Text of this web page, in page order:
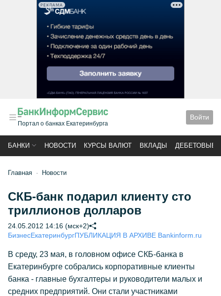
РЕКЛАМА
Портал о банках Екатеринбурга
Войти
БАНКИ НОВОСТИ КУРСЫ ВАЛЮТ ВКЛАДЫ ДЕБЕТОВЫЕ
Главная Новости
СКБ-банк подарил клиенту сто
триллионов долларов
24.05.2012 14:16 (мск+2)
БизнесЕкатеринбургПУБЛИКАЦИЯ В АРХИВЕ Bankinform.ru
В среду, 23 мая, в головном офисе СКБ-банка в
Екатеринбурге собрались корпоративные клиенты
банка - главные бухгалтеры и руководители малых и
средних предприятий. Они стали участниками